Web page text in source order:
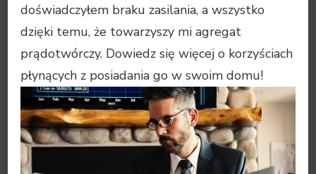
doświadczyłem braku zasilania, a wszystko
dzięki temu, że towarzyszy mi agregat
prądotwórczy. Dowiedz się więcej o korzyściach
płynących z posiadania go w swoim domu!